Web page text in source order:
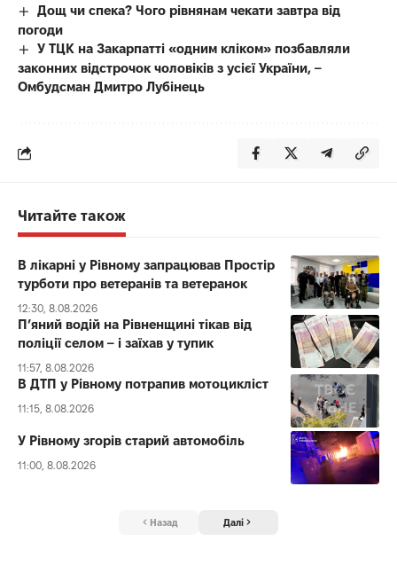
Дощ чи спека? Чого рівнянам чекати завтра від
погоди
У ТЦК на Закарпатті «одним кліком» позбавляли
законних відстрочок чоловіків з усієї України, –
Омбудсман Дмитро Лубінець
Читайте також
В лікарні у Рівному запрацював Простір
турботи про ветеранів та ветеранок
12:30, 8.08.2026
П’яний водій на Рівненщині тікав від
поліції селом – і заїхав у тупик
11:57, 8.08.2026
В ДТП у Рівному потрапив мотоцикліст
11:15, 8.08.2026
У Рівному згорів старий автомобіль
11:00, 8.08.2026
Назад Далі